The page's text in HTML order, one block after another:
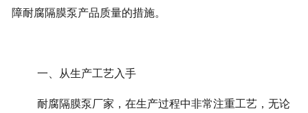
障耐腐隔膜泵产品质量的措施。
一、从生产工艺入手
耐腐隔膜泵厂家，在生产过程中非常注重工艺，无论